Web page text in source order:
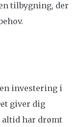
tilbygning, der
investering i
giver dig
altid har drømt